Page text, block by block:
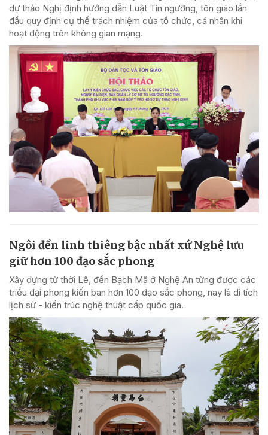
dự thảo Nghị định hướng dẫn Luật Tín ngưỡng, tôn giáo lần
đầu quy định cụ thể trách nhiệm của tổ chức, cá nhân khi
hoạt động trên không gian mạng.
Ngôi đền linh thiêng bậc nhất xứ Nghệ lưu
giữ hơn 100 đạo sắc phong
Xây dựng từ thời Lê, đền Bạch Mã ở Nghệ An từng được các
triều đại phong kiến ban hơn 100 đạo sắc phong, nay là di tích
lịch sử - kiến trúc nghệ thuật cấp quốc gia.